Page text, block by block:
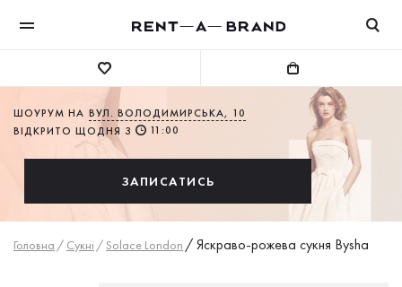
ШОУРУМ НА ВУЛ. ВОЛОДИМИРСЬКА, 10
ВІДКРИТО ЩОДНЯ З
11:00
ЗАПИСАТИСЬ
Головна / Сукнi /Solace London /Яскраво-рожева сукня Bysha